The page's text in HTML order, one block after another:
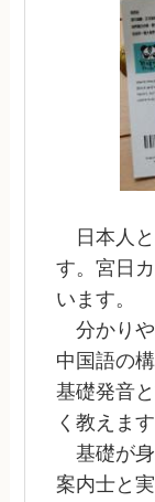
日本人と
す。宮日
います。
分かりや
中国語の
基礎発音
く教えます
基礎が身
案内士と